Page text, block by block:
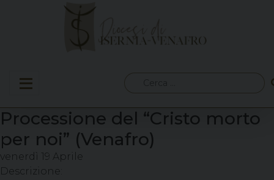
per:
Processione del “Cristo morto
per noi” (Venafro)
venerdì 19 Aprile
Descrizione: